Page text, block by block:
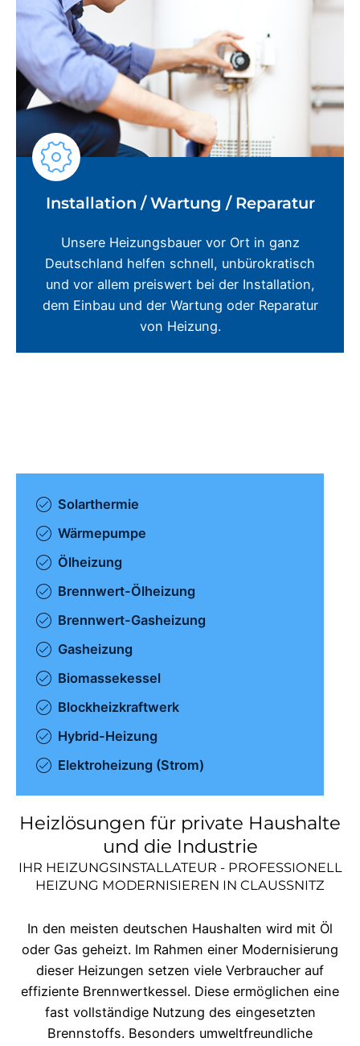
Installation / Wartung / Reparatur
Unsere Heizungsbauer vor Ort in ganz
Deutschland helfen schnell, unbürokratisch
und vor allem preiswert bei der Installation,
dem Einbau und der Wartung oder Reparatur
von Heizung.
Solarthermie
Wärmepumpe
Ölheizung
Brennwert-Ölheizung
Brennwert-Gasheizung
Gasheizung
Biomassekessel
Blockheizkraftwerk
Hybrid-Heizung
Elektroheizung (Strom)
Heizlösungen für private Haushalte
und die Industrie
IHR HEIZUNGSINSTALLATEUR - PROFESSIONELL
HEIZUNG MODERNISIEREN IN CLAUSSNITZ
In den meisten deutschen Haushalten wird mit Öl
oder Gas geheizt. Im Rahmen einer Modernisierung
dieser Heizungen setzen viele Verbraucher auf
effiziente Brennwertkessel. Diese ermöglichen eine
fast vollständige Nutzung des eingesetzten
Brennstoffs. Besonders umweltfreundliche